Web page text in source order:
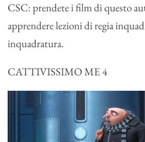
CSC: prendete i film di questo
apprendere lezioni di regia
inquadratura.
CATTIVISSIMO ME 4